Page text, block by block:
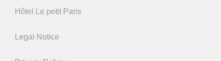
Hôtel Le petit Paris
Legal Notice